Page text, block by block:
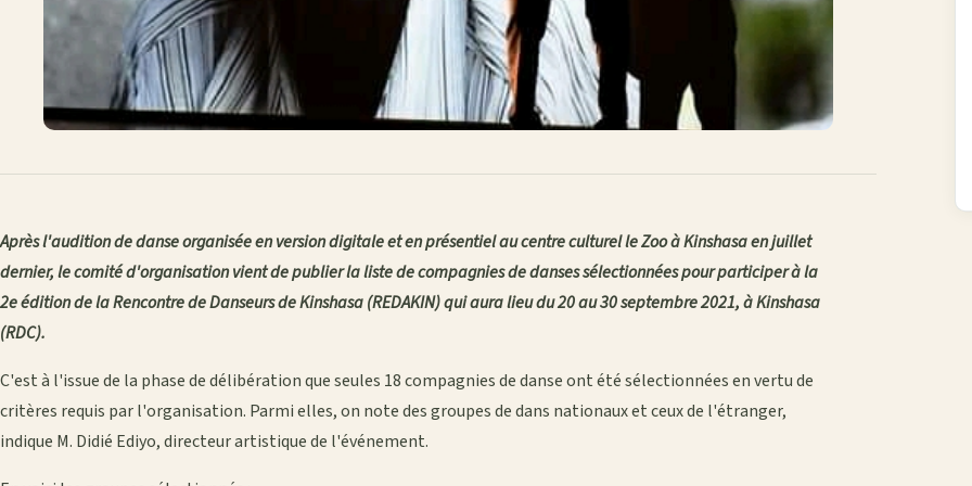
Après l'audition de danse organisée en version digitale et en présentiel au centre culturel le Zoo à Kinshasa en juillet
dernier, le comité d'organisation vient de publier la liste de compagnies de danses sélectionnées pour participer à la
2e édition de la Rencontre de Danseurs de Kinshasa (REDAKIN) qui aura lieu du 20 au 30 septembre 2021, à Kinshasa
(RDC).
C'est à l'issue de la phase de délibération que seules 18 compagnies de danse ont été sélectionnées en vertu de
critères requis par l'organisation. Parmi elles, on note des groupes de dans nationaux et ceux de l'étranger,
indique M. Didié Ediyo, directeur artistique de l'événement.